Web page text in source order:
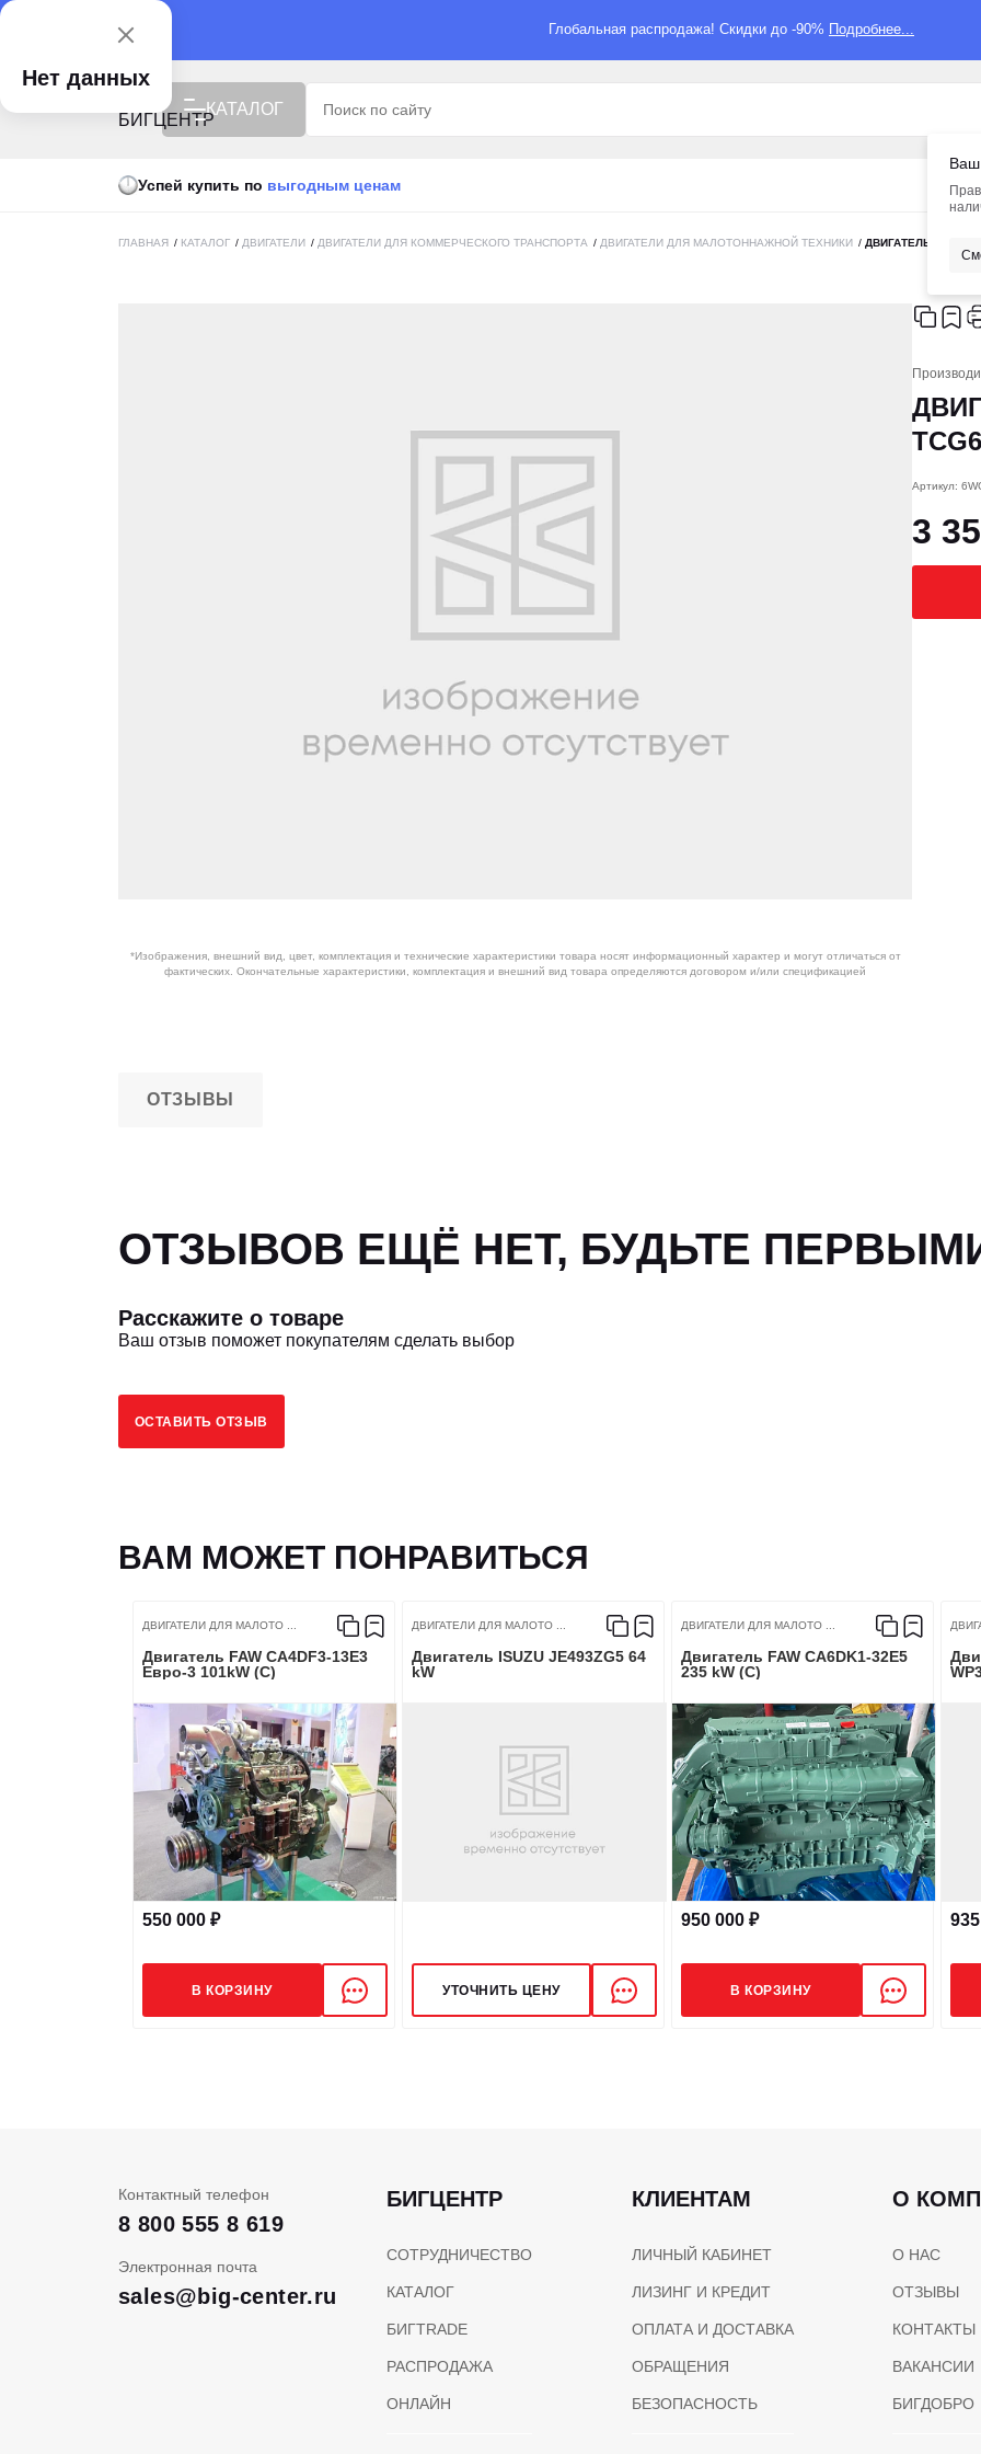
Глобальная распродажа! Скидки до -90% Подробнее...
КАТАЛОГ
ISUZU X БИГЦЕНТР
РАСПРОДАЖА
Успей купить по выгодным ценам
ГЛАВНАЯ / КАТАЛОГ / ДВИГАТЕЛИ / ДВИГАТЕЛИ ДЛЯ КОММЕРЧЕСКОГО ТРАНСПОРТА / ДВИГАТЕЛИ ДЛЯ МАЛОТОННАЖНОЙ ТЕХНИКИ / ДВИГАТЕЛЬ ISUZU
*Изображения, внешний вид, цвет, комплектация и технические характеристики товара носят информационный характер и могут отличаться от
фактических. Окончательные характеристики, комплектация и внешний вид товара определяются договором и/или спецификацией
Артикул:
3
ОТЗЫВЫ
ОТЗЫВОВ ЕЩЁ НЕТ, БУДЬТЕ
Расскажите о товаре
Ваш отзыв поможет покупателям сделать выбор
ОСТАВИТЬ ОТЗЫВ
ВАМ МОЖЕТ ПОНРАВИТЬСЯ
ДВИГАТЕЛИ ДЛЯ МАЛОТО ...
Двигатель FAW CA4DF3-13E3
Евро-3 101kW (C)
550 000 ₽
В КОРЗИНУ
ДВИГАТЕЛИ ДЛЯ МАЛОТО ...
Двигатель ISUZU JE493ZG5 64
kW
УТОЧНИТЬ ЦЕНУ
ДВИГАТЕЛИ ДЛЯ МАЛОТО ...
Двигатель FAW CA6DK1-32E5
235 kW (C)
950 000 ₽
В КОРЗИНУ
Контактный телефон
8 800 555 8 619
Электронная почта
sales@big-center.ru
БИГЦЕНТР
СОТРУДНИЧЕСТВО
КАТАЛОГ
БИГTRADE
РАСПРОДАЖА
ОНЛАЙН
КЛИЕНТАМ
ЛИЧНЫЙ КАБИНЕТ
ЛИЗИНГ И КРЕДИТ
ОПЛАТА И ДОСТАВКА
ОБРАЩЕНИЯ
БЕЗОПАСНОСТЬ
О
О НАС
ОТЗЫВЫ
КОНТАКТЫ
ВАКАНСИИ
БИГДОБРО
Нет данных